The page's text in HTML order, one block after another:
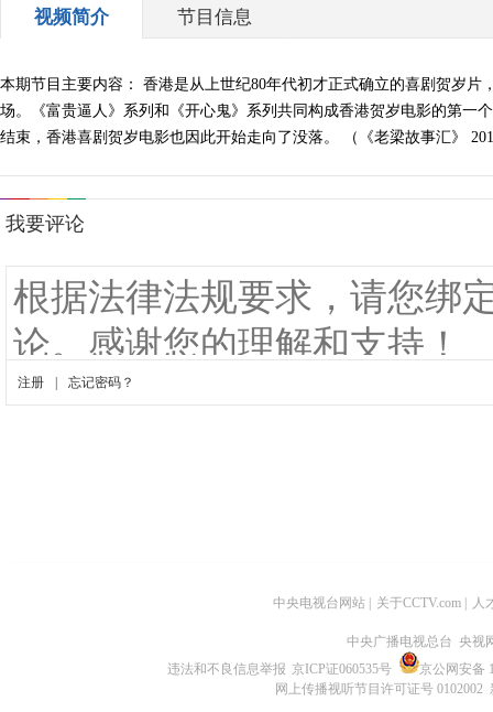
视频简介 节目信息
本期节目主要内容： 香港是从上世纪80年代初才正式确立的喜剧贺岁
场。《富贵逼人》系列和《开心鬼》系列共同构成香港贺岁电影的第一
结束，香港喜剧贺岁电影也因此开始走向了没落。 （《老梁故事汇》
中央电视台网站 关于CCTV.com 人
中央广播电视总台 央视
违法和不良信息举报 京ICP证060535号
京公网安备
网上传播视听节目许可证号 0102002